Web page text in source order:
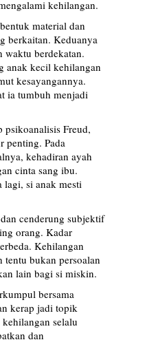
kehilangan.
material dan
berkaitan. Keduanya
waktu berdekatan.
anak kecil kehilangan
kesayangannya.
ia tumbuh menjadi
psikoanalisis Freud,
penting. Pada
kehadiran ayah
cinta sang ibu.
lagi, si anak mesti
cenderung subjektif
orang. Kadar
Kehilangan
tentu bukan persoalan
lain bagi si miskin.
bersama
kerap jadi topik
selalu
dan